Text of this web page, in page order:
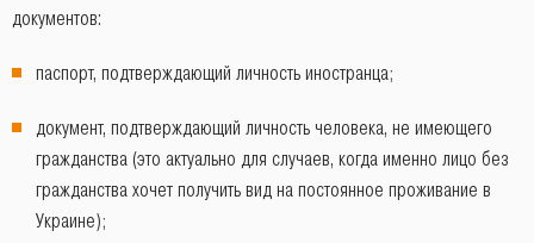
документов:
паспорт, подтверждающий личность иностранца;
документ, подтверждающий личность человека, не имеющего
гражданства (это актуально для случаев, когда именно лицо без
гражданства хочет получить вид на постоянное проживание в
Украине);